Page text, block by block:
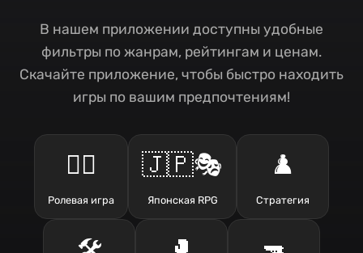
В нашем приложении доступны удобные
фильтры по жанрам, рейтингам и ценам.
Скачайте приложение, чтобы быстро находить
игры по вашим предпочтениям!
🧙‍♂️
Ролевая игра
🇯🇵🎭
Японская RPG
♟️
Стратегия